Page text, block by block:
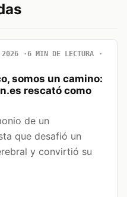
2026
6 MIN DE LECTURA
somos un camino:
rescató como
de un
que desafió un
y convirtió su